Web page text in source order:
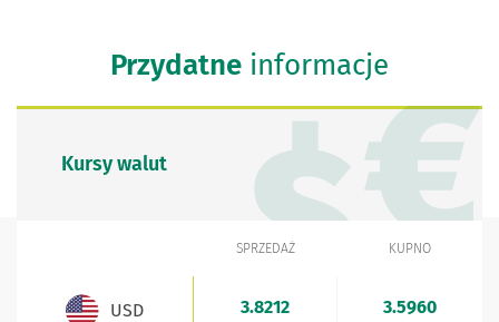
Przydatne informacje
Kursy walut
SPRZEDAŻ KUPNO
USD 3.8212 3.5960